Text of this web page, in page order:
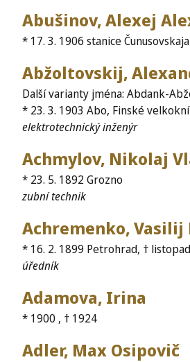
Abušinov, Alexej
* 17. 3. 1906 stanice
Abžoltovskij,
Další varianty jména: Abdank-
* 23. 3. 1903 Abo, Finské
elektrotechnický inženýr
Achmylov, Nikolaj
* 23. 5. 1892 Grozno
zubní technik
Achremenko,
* 16. 2. 1899 Petrohrad, †
úředník
Adamova, Irina
* 1900 , † 1924
Adler, Max Osipovič